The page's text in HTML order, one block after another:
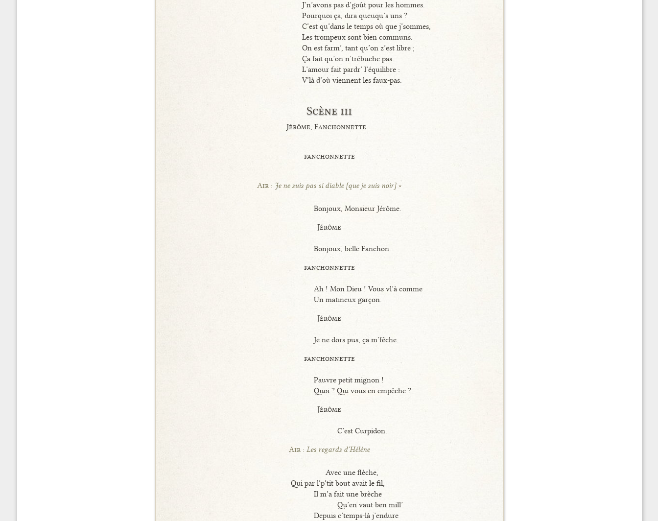
J’n’avons pas d’goût pour les hommes.
Pourquoi ça, dira queuqu’s uns ?
C’est qu’dans le temps où que j’sommes,
Les trompeux sont bien communs.
On est farm’, tant qu’on z’est libre ;
Ça fait qu’on n’trébuche pas.
L’amour fait pardr’ l’équilibre :
V’là d’où viennent les faux-pas.
Scène iii
Jérôme, Fanchonnette
fanchonnette
Air : Je ne suis pas si diable [que je suis noir]
Bonjoux, Monsieur Jérôme.
Jérôme
Bonjoux, belle Fanchon.
fanchonnette
Ah ! Mon Dieu ! Vous vl’à comme
Un matineux garçon.
Jérôme
Je ne dors pus, ça m’fêche.
fanchonnette
Pauvre petit mignon !
Quoi ? Qui vous en empêche ?
Jérôme
C’est Curpidon.
Air :Les regards d’Hélène
Avec une flèche,
Qui par l’p’tit bout avait le fil,
Il m’a fait une brèche
Qu’en vaut ben mill’
Depuis c’temps-là j’endure